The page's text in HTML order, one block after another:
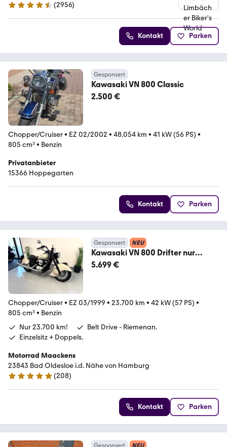
4.7 Sterne
(2956)
Kontakt Parken
Gesponsert
Kawasaki VN 800 Classic
2.500 €
Chopper/Cruiser• EZ 02/2002 • 48.054 km • 41 kW (56 PS) •
805 cm³• Benzin
Privatanbieter
15366 Hoppegarten
Kontakt Parken
Gesponsert NEU
Kawasaki VN 800 Drifter nur
23.700 km ! Belt Drive!
5.699 €
Chopper/Cruiser• EZ 03/1999 • 23.700 km • 42 kW (57 PS) •
805 cm³• Benzin
Nur 23.700 km!
Belt Drive - Riemenan.
Einzelsitz + Doppels.
Motorrad Maackens
23843 Bad Oldesloe i.d. Nähe von Hamburg
5 Sterne
(208)
Kontakt Parken
Gesponsert NEU